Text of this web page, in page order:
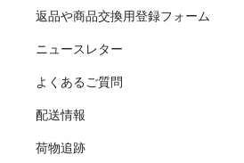
返品や商品交換用登録フォーム
ニュースレター
よくあるご質問
配送情報
荷物追跡